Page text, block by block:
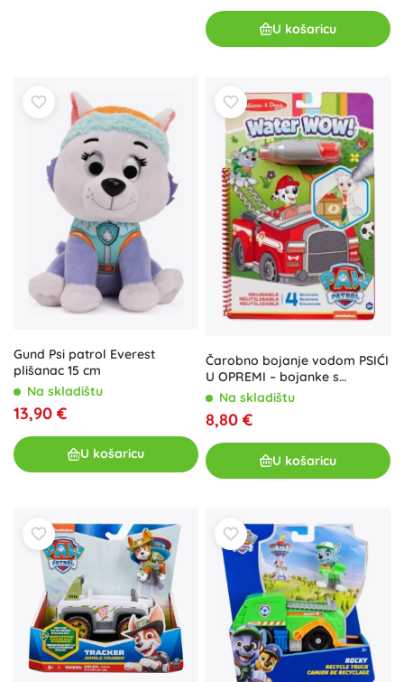
U košaricu
Gund Psi patrol Everest
plišanac 15 cm
Na skladištu
13,90 €
U košaricu
Čarobno bojanje vodom PSIĆI
U OPREMI – bojanke s
vodenom olovkom, 19 × 28
Na skladištu
8,80 €
U košaricu